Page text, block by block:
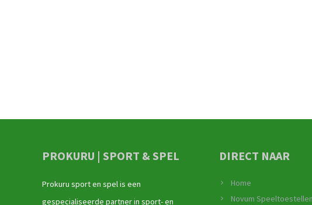
PROKURU | SPORT & SPEL
Prokuru sport en spel is een
gespecialiseerde partner in sport- en
DIRECT NAAR
Home
Novum Speeltoestellen